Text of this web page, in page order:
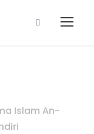
Islam An-